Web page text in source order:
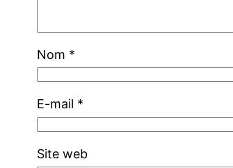
Nom *
E-mail *
Site web